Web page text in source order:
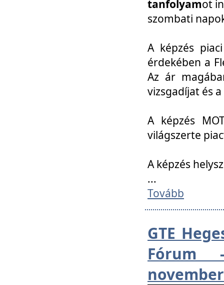
tanfolyamot
szombati
A képzés
érdekében a
Az ár
vizsgadíjat és
A képzés
világszerte
A képzés
...
Tovább
GTE
Fórum